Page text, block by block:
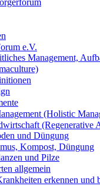
e.V.
Management,
(Holistic
(Regenerative
und Düngung
Kompost, Düngung
und Pilze
allgemein
erkennen und